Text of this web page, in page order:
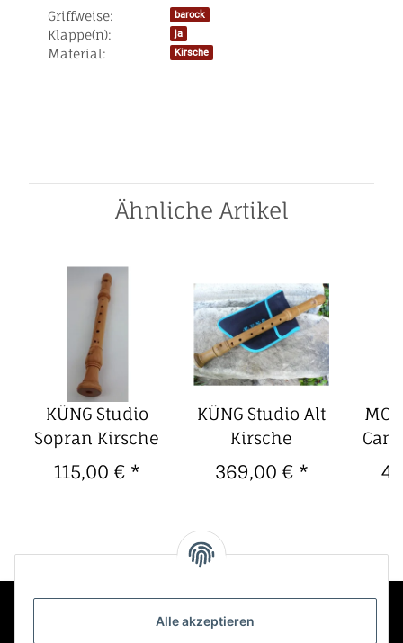
Alle akzeptieren
Produkteigenschaft
Wert
Griffweise: barock
Klappe(n): ja
Material: Kirsche
Ähnliche Artikel
KÜNG Studio
Sopran Kirsche
115,00 € *
KÜNG Studio Alt
Kirsche
369,00 € *